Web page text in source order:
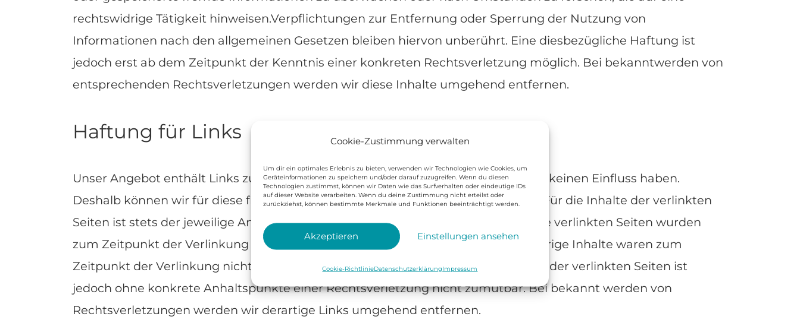
Cookie-Zustimmung verwalten
Um dir ein optimales Erlebnis zu bieten, verwenden wir Technologien wie Cookies, um
Geräteinformationen zu speichern und/oder darauf zuzugreifen. Wenn du diesen
Technologien zustimmst, können wir Daten wie das Surfverhalten oder eindeutige IDs
auf dieser Website verarbeiten. Wenn du deine Zustimmung nicht erteilst oder
zurückziehst, können bestimmte Merkmale und Funktionen beeinträchtigt werden.
Akzeptieren Einstellungen ansehen
Cookie-RichtlinieDatenschutzerklärungImpressum
rechtswidrige Tätigkeit hinweisen.Verpflichtungen zur Entfernung oder Sperrung der Nutzung von
Informationen nach den allgemeinen Gesetzen bleiben hiervon unberührt. Eine diesbezügliche Haftung ist
jedoch erst ab dem Zeitpunkt der Kenntnis einer konkreten Rechtsverletzung möglich. Bei bekanntwerden von
entsprechenden Rechtsverletzungen werden wir diese Inhalte umgehend entfernen.
Haftung für Links
Unser Angebot enthält Links zu externen Webseiten Dritter, auf deren Inhalte wir keinen Einfluss haben.
Deshalb können wir für diese fremden Inhalte auch keine Gewähr übernehmen. Für die Inhalte der verlinkten
Seiten ist stets der jeweilige Anbieter oder Betreiber der Seiten verantwortlich. Die verlinkten Seiten wurden
zum Zeitpunkt der Verlinkung aufmögliche Rechtsverstöße überprüft. Rechtswidrige Inhalte waren zum
Zeitpunkt der Verlinkung nicht erkennbar. Eine permanente, inhaltliche Kontrolle der verlinkten Seiten ist
jedoch ohne konkrete Anhaltspunkte einer Rechtsverletzung nicht zumutbar. Bei bekannt werden von
Rechtsverletzungen werden wir derartige Links umgehend entfernen.